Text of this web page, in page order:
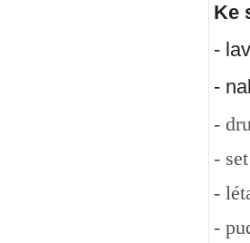
Ke
-
-
-
-
-
-